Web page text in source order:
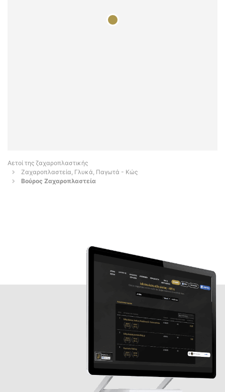
Αετοί της ζαχαροπλαστικής
Ζαχαροπλαστεία, Γλυκά, Παγωτά - Κώς
Βούρος Ζαχαροπλαστεία